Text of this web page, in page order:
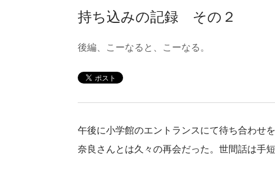
持ち込みの記録 その２
後編、こーなると、こーなる。
午後に小学館のエントランスにて待ち合わせを
奈良さんとは久々の再会だった。世間話は手